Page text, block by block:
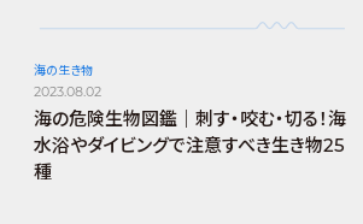
海の生き物
2023.08.02
海の危険生物図鑑｜刺す・咬む・切る！海
水浴やダイビングで注意すべき生き物25
種